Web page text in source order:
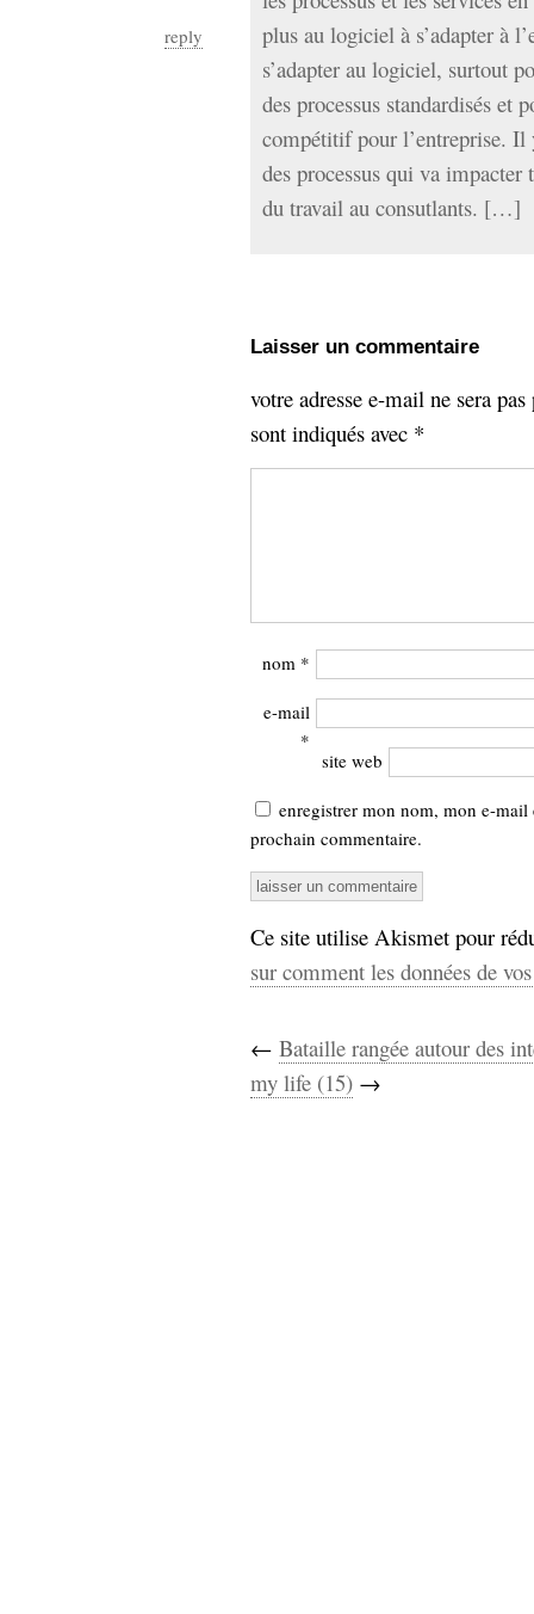
reply
plus au logiciel à s’adapter à
s’adapter au logiciel, surtout
des processus standardisés et
compétitif pour l’entreprise. Il
des processus qui va impacter
du travail au consutlants. […]
Laisser un commentaire
votre adresse e-mail ne sera
sont indiqués avec *
nom *
e-mail
*
site web
enregistrer mon nom, mon e-
prochain commentaire.
Ce site utilise Akismet pour
sur comment les données de
← Bataille rangée autour des
my life (15) →